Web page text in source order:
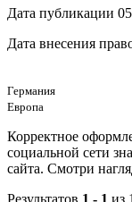
Дата публикации
Дата внесения
Германия
Европа
Корректное
социальной сети
сайта. Смотри